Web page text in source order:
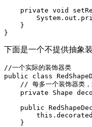
private void
    }
}
下面是一个不提供抽象
//一个实际的装饰器类
public class
// 每多一个装饰器类，
private Shape
public
    }